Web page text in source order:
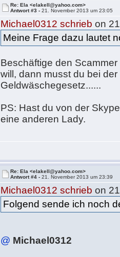
Re: Ela <elakell@yahoo.com>
Antwort #3 -21. November 2013 um 23:05
Michael0312 schrieb on
Meine Frage dazu lautet
Beschäftige den
will, dann musst du bei
Geldwäschegesetz......
PS: Hast du von der
eine anderen Lady.
Re: Ela <elakell@yahoo.com>
Antwort #4 -21. November 2013 um 23:39
Michael0312 schrieb on
Folgend sende ich noch
@ Michael0312